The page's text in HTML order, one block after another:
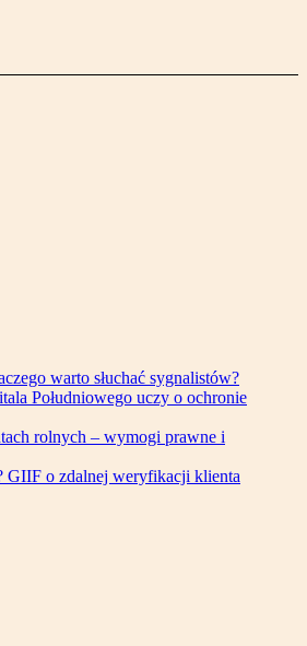
warto słuchać sygnalistów?
Południowego uczy o ochronie
rolnych – wymogi prawne i
GIIF o zdalnej weryfikacji klienta